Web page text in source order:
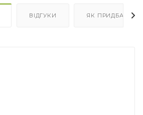
ВІДГУКИ ЯК ПРИДБАТИ